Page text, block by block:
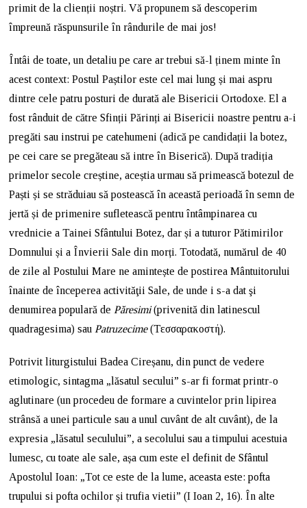
primit de la clienții noștri. Vă propunem să descoperim
împreună răspunsurile în rândurile de mai jos!
Întâi de toate, un detaliu pe care ar trebui să-l ținem minte în
acest context: Postul Paștilor este cel mai lung și mai aspru
dintre cele patru posturi de durată ale Bisericii Ortodoxe. El a
fost rânduit de către Sfinții Părinți ai Bisericii noastre pentru a-i
pregăti sau instrui pe catehumeni (adică pe candidații la botez,
pe cei care se pregăteau să intre în Biserică). După tradiția
primelor secole creștine, aceștia urmau să primească botezul de
Paști și se străduiau să postească în această perioadă în semn de
jertă și de primenire sufletească pentru întâmpinarea cu
vrednicie a Tainei Sfântului Botez, dar și a tuturor Pătimirilor
Domnului și a Învierii Sale din morți. Totodată, numărul de 40
de zile al Postului Mare ne amintește de postirea Mântuitorului
înainte de începerea activităţii Sale, de unde i s-a dat şi
denumirea populară de Păresimi(privenită din latinescul
quadragesima) sau Patruzecime(Τεσσαρακοστή).
Potrivit liturgistului Badea Cireșanu, din punct de vedere
etimologic, sintagma „lăsatul secului” s-ar fi format printr-o
aglutinare (un procedeu de formare a cuvintelor prin lipirea
strânsă a unei particule sau a unul cuvânt de alt cuvânt), de la
expresia „lăsatul seculului”, a secolului sau a timpului acestuia
lumesc, cu toate ale sale, așa cum este el definit de Sfântul
Apostolul Ioan: „Tot ce este de la lume, aceasta este: pofta
trupului si pofta ochilor și trufia vietii” (I Ioan 2, 16). În alte